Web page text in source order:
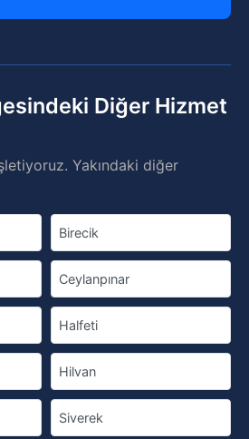
Diğer Hizmet
Yakındaki diğer
Birecik
Ceylanpınar
Halfeti
Hilvan
Siverek